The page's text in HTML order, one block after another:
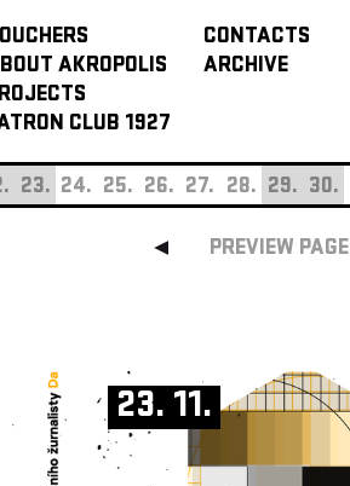
AKROPOLIS
CLUB 1927
CONTACTS
ARCHIVE
23. 24. 25. 26. 27. 28. 29. 30.
PREVIEW PAGE
23. 11.